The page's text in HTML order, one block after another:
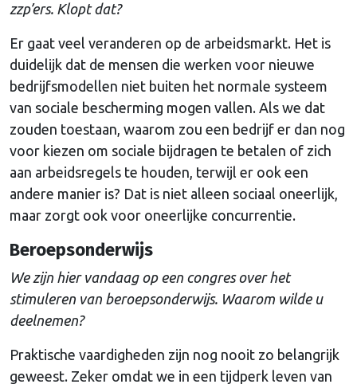
zzp’ers. Klopt dat?
Er gaat veel veranderen op de arbeidsmarkt. Het is
duidelijk dat de mensen die werken voor nieuwe
bedrijfsmodellen niet buiten het normale systeem
van sociale bescherming mogen vallen. Als we dat
zouden toestaan, waarom zou een bedrijf er dan nog
voor kiezen om sociale bijdragen te betalen of zich
aan arbeidsregels te houden, terwijl er ook een
andere manier is? Dat is niet alleen sociaal oneerlijk,
maar zorgt ook voor oneerlijke concurrentie.
Beroepsonderwijs
We zijn hier vandaag op een congres over het
stimuleren van beroepsonderwijs. Waarom wilde u
deelnemen?
Praktische vaardigheden zijn nog nooit zo belangrijk
geweest. Zeker omdat we in een tijdperk leven van